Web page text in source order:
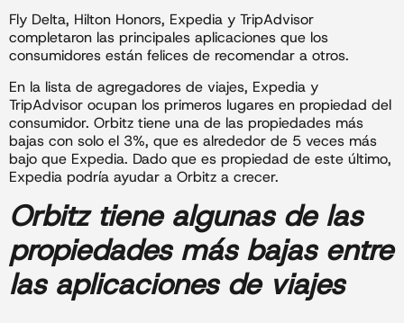
Fly Delta, Hilton Honors, Expedia y TripAdvisor
completaron las principales aplicaciones que los
consumidores están felices de recomendar a otros.
En la lista de agregadores de viajes, Expedia y
TripAdvisor ocupan los primeros lugares en propiedad del
consumidor. Orbitz tiene una de las propiedades más
bajas con solo el 3%, que es alrededor de 5 veces más
bajo que Expedia. Dado que es propiedad de este último,
Expedia podría ayudar a Orbitz a crecer.
Orbitz tiene algunas de las
propiedades más bajas entre
las aplicaciones de viajes